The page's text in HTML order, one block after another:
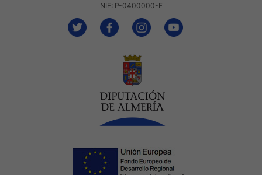
NIF: P-0400000-F